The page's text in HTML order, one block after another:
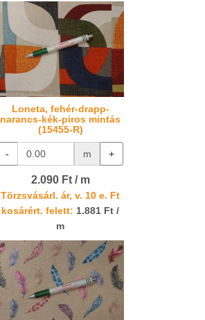
Loneta, fehér-drapp-
narancs-kék-piros mintás
(15455-R)
- m +
2.090 Ft / m
Törzsvásárl. ár, v. 10 e. Ft
kosárért. felett: 1.881 Ft /
m